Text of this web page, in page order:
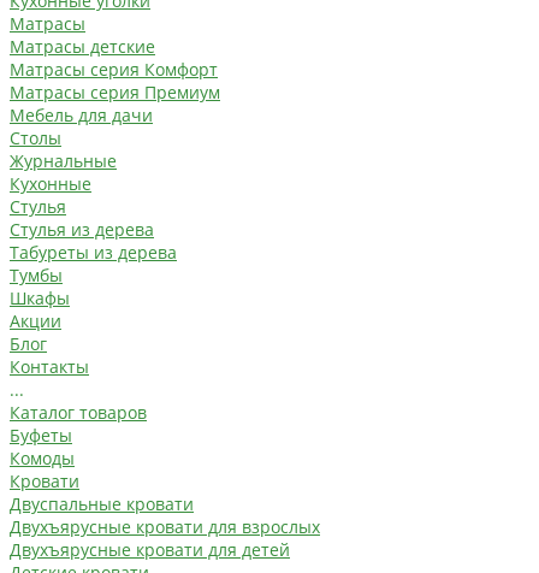
Матрасы
Матрасы детские
Матрасы серия Комфорт
Матрасы серия Премиум
Мебель для дачи
Столы
Журнальные
Кухонные
Стулья
Стулья из дерева
Табуреты из дерева
Тумбы
Шкафы
Акции
Блог
Контакты
...
Каталог товаров
Буфеты
Комоды
Кровати
Двуспальные кровати
Двухъярусные кровати для взрослых
Двухъярусные кровати для детей